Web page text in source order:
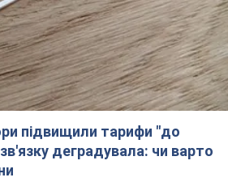
зросли у кілька разів і як
на телефоні
агентів РФ, які коригували
Фото
довічне позбавлення волі з